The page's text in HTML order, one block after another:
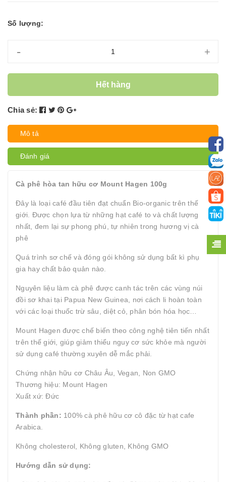
Số lượng:
- +
Hết hàng
Chia sẻ:
Mô tả
Đánh giá
Cà phê hòa tan hữu cơ Mount Hagen 100g
Đây là loại café đầu tiên đạt chuẩn Bio-organic trên thế
giới. Được chọn lựa từ những hạt café to và chất lượng
nhất, đem lại sự phong phú, tự nhiên trong hương vị cà
phê
Quá trình sơ chế và đóng gói không sử dụng bất kì phụ
gia hay chất bảo quản nào.
Nguyên liệu làm cà phê được canh tác trên các vùng núi
đồi sơ khai tại Papua New Guinea, nơi cách li hoàn toàn
với các loại thuốc trừ sâu, diệt cỏ, phân bón hóa học…
Mount Hagen được chế biến theo công nghệ tiên tiến nhất
trên thế giới, giúp giảm thiểu nguy cơ sức khỏe mà người
sử dụng café thường xuyên dễ mắc phải.
Chứng nhận hữu cơ Châu Âu, Vegan, Non GMO
Thương hiệu: Mount Hagen
Xuất xứ: Đức
Thành phần: 100% cà phê hữu cơ cô đặc từ hạt cafe
Arabica.
Không cholesterol, Không gluten, Không GMO
Hướng dẫn sử dụng: